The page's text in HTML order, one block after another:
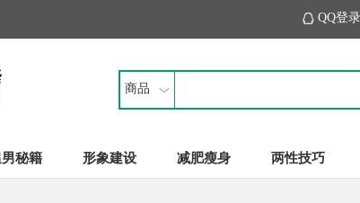
QQ登录
商品
秘籍 形象建设 减肥瘦身 两性技巧